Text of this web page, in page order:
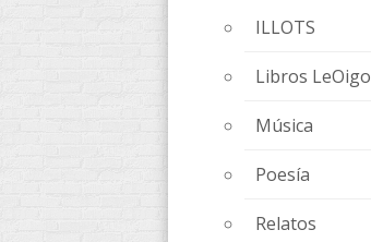
ILLOTS
Libros LeOigo
Música
Poesía
Relatos